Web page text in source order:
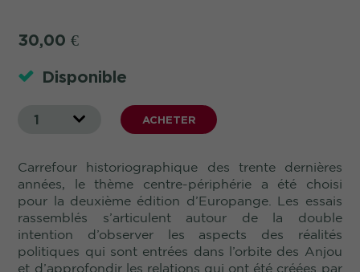
30,00 €
Disponible
1 ACHETER
Carrefour historiographique des trente dernières
années, le thème centre-périphérie a été choisi
pour la deuxième édition d’Europange. Les essais
rassemblés s’articulent autour de la double
intention d’observer les aspects des réalités
politiques qui sont entrées dans l’orbite des Anjou
et d’approfondir les relations qui ont été créées par